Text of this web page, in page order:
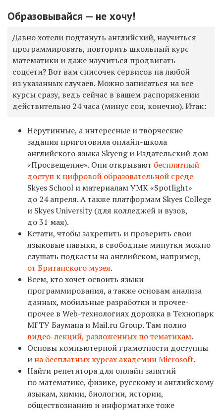
Образовывайся — не хочу!
Давно хотели подтянуть английский, научиться
программировать, повторить школьный курс
математики и даже научиться продвигать
соцсети? Вот вам списочек сервисов на любой
из указанных случаев. Можно записаться на все
курсы сразу, ведь сейчас в вашем распоряжении
действительно 24 часа (минус сон, конечно). Итак:
Нерутинные, а интересные и творческие
задания приготовила онлайн-школа
английского языка Skyeng и Издательский дом
«Просвещение». Они открывают бесплатный
доступ к цифровой образовательной среде
Skyes School и материалам УМК «Spotlight»
до 24 апреля. А также платформам Skyes College
и Skyes University (для колледжей и вузов,
до 31 мая).
Кстати, чтобы закрепить и проверить свои
языковые навыки, в свободные минутки можно
слушать подкасты на английском, например,
от Британского музея.
Всем, кто хочет освоить языки
программирования, а также основам анализа
данных, мобильные разработки и прочее-
прочее в Web-технологиях дорожка в Технопарк
МГТУ Баумана и Mail.ru Group. Там полно
видео-лекций, разложенных по тематикам.
Основы компьютерной грамотности доступны
и на бесплатных курсах академии Microsoft.
Найти репетитора для онлайн занятий
по математике, физике, русскому и английскому
языкам, химии, биологии, истории,
обществознанию и информатике тоже